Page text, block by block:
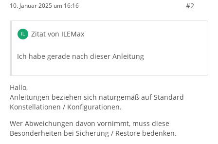
10. Januar 2025 um 16:16 #2
Zitat von ILEMax
Ich habe gerade nach dieser Anleitung
Hallo,
Anleitungen beziehen sich naturgemäß auf Standard
Konstellationen / Konfigurationen.
Wer Abweichungen davon vornimmt, muss diese
Besonderheiten bei Sicherung / Restore bedenken.